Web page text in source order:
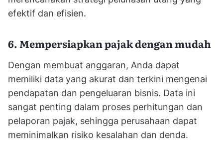
efektif dan efisien.
6. Mempersiapkan pajak dengan mudah
Dengan membuat anggaran, Anda dapat
memiliki data yang akurat dan terkini mengenai
pendapatan dan pengeluaran bisnis. Data ini
sangat penting dalam proses perhitungan dan
pelaporan pajak, sehingga perusahaan dapat
meminimalkan risiko kesalahan dan denda.